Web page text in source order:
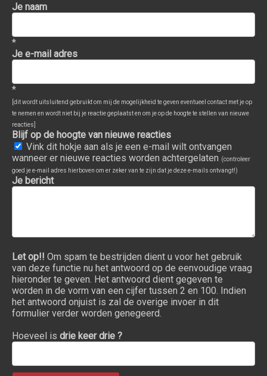
Je naam
*
Je e-mail adres
*
[dit wordt uitsluitend gebruikt om mij de mogelijkheid te geven eventueel contact met je op
te nemen en wordt niet bij je reactie geplaatst en om je op de hoogte te stellen van nieuwe
reacties]
Blijf op de hoogte van nieuwe reacties
Vink dit hokje aan als je een e-mail wilt ontvangen
wanneer er nieuwe reacties worden achtergelaten (controleer
goed je e-mail adres hierboven om er zeker van te zijn dat je deze e-mails ontvangt!)
Je bericht
Let op!! Om spam te bestrijden dient u voor het gebruik
van deze functie nu het antwoord op de eenvoudige vraag
hieronder te geven. Het antwoord dient gegeven te
worden in de vorm van een cijfer tussen 2 en 100. Indien
het antwoord onjuist is zal de overige invoer in dit
formulier verder worden genegeerd.
Hoeveel is drie keer drie ?